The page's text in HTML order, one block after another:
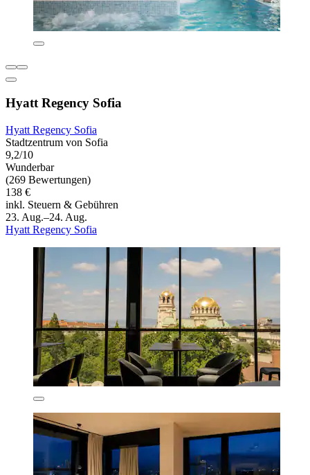
Hyatt Regency Sofia
Hyatt Regency Sofia
Stadtzentrum von Sofia
9,2/10
Wunderbar
(269 Bewertungen)
138 €
inkl. Steuern & Gebühren
23. Aug.–24. Aug.
Hyatt Regency Sofia